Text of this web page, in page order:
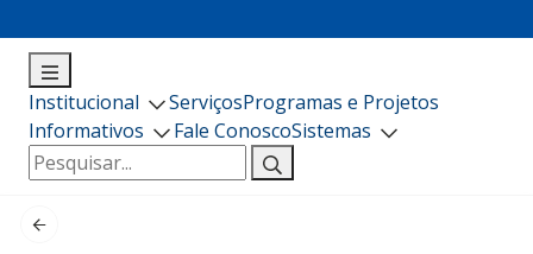
Institucional ServiçosProgramas e Projetos
Informativos
Fale ConoscoSistemas
Pesquisar
por: